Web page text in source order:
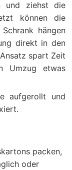
und ziehst die
können die
hängen
direkt in den
spart Zeit
Umzug etwas
aufgerollt und
packen,
oder